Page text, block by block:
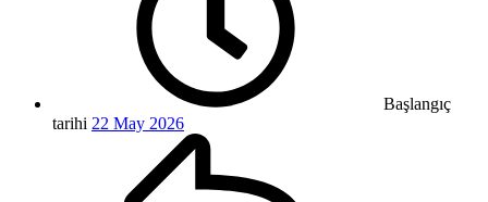
Başlangıç
tarihi 22 May 2026